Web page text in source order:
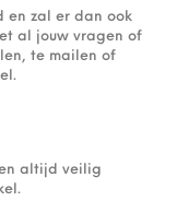
en zal er dan ook
al jouw vragen of
te mailen of
altijd veilig